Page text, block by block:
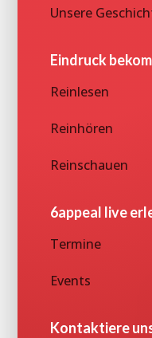
Unsere
Eindruck
Reinlesen
Reinhören
Reinschauen
6appeal live
Termine
Events
Kontaktiere